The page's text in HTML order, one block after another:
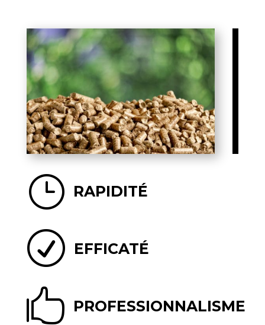
} RAPIDITÉ
R EFFICATÉ
 PROFESSIONNALISME